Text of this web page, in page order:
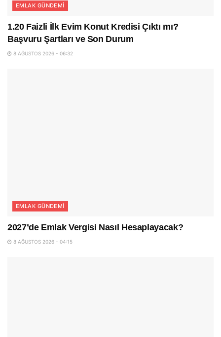
EMLAK GÜNDEMI
1.20 Faizli İlk Evim Konut Kredisi Çıktı mı?
Başvuru Şartları ve Son Durum
8 AĞUSTOS 2026 - 06:32
EMLAK GÜNDEMI
2027’de Emlak Vergisi Nasıl Hesaplayacak?
8 AĞUSTOS 2026 - 04:15